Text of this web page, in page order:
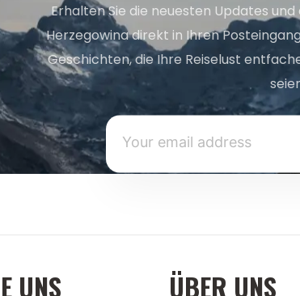
Erhalten Sie die neuesten Updates
Herzegowina direkt in Ihren
Geschichten, die Ihre Reiselust
UNS ÜBER UNS